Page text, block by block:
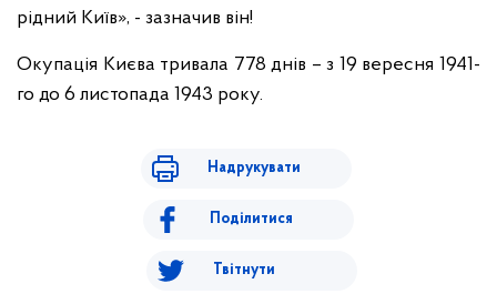
рідний Київ», - зазначив він!
Окупація Києва тривала 778 днів – з 19 вересня 1941-
го до 6 листопада 1943 року.
Надрукувати
Поділитися
Твітнути